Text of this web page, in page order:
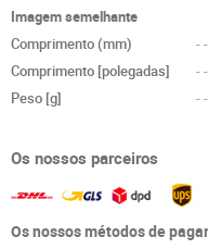
Imagem semelhante
Comprimento (mm)
Comprimento [polegadas]
Peso [g]
Os nossos parceiros
Os nossos métodos de